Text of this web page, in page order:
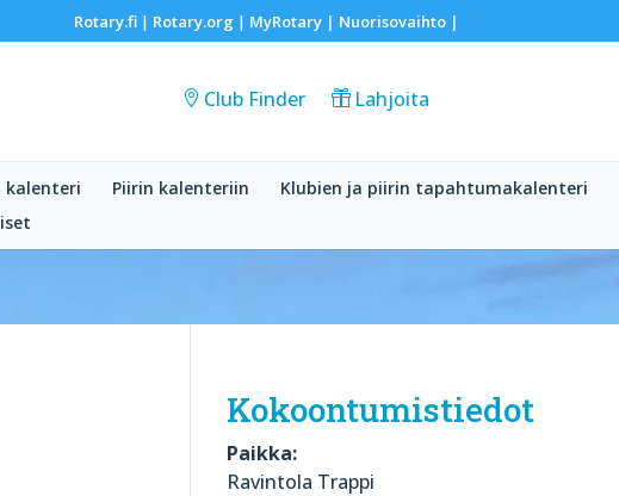
Rotary.fi| Rotary.org | MyRotary | Nuorisovaihto|
Club Finder Lahjoita
kalenteri Piirin kalenteriin
Klubien ja piirin tapahtumakalenteri
Kokoontumistiedot
Paikka:
Ravintola Trappi